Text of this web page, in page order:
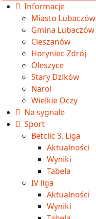
Informacje
Miasto Lubaczów
Gmina Lubaczów
Cieszanów
Horyniec-Zdrój
Oleszyce
Stary Dzików
Narol
Wielkie Oczy
Na sygnale
Sport
Betclic 3. Liga
Aktualności
Wyniki
Tabela
IV liga
Aktualności
Wyniki